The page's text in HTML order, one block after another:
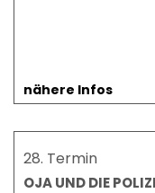
nähere Infos
28. Termin
OJA UND DIE